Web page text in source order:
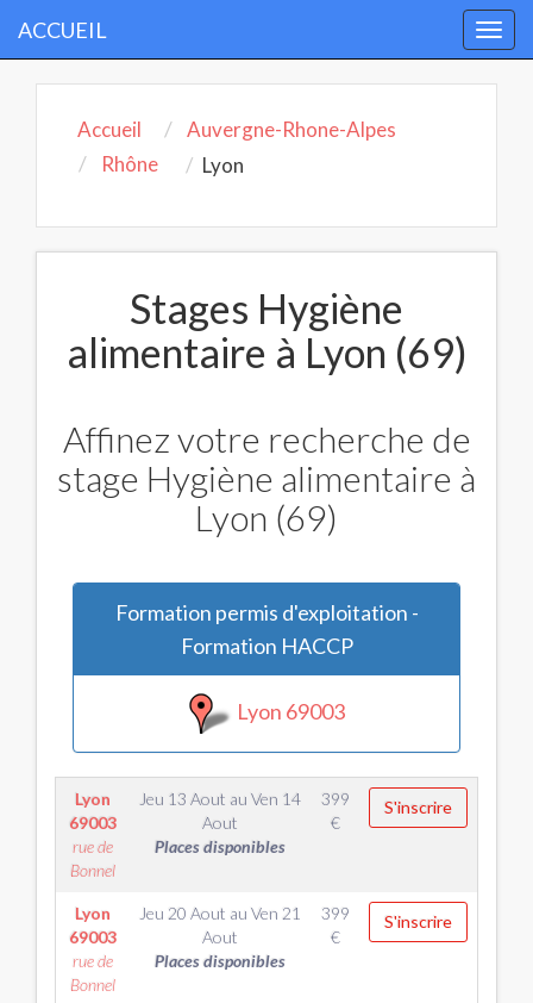
ACCUEIL
Accueil
Auvergne-Rhone-Alpes
Rhône
Lyon
Stages Hygiène
alimentaire à Lyon (69)
Affinez votre recherche de
stage Hygiène alimentaire à
Lyon (69)
Formation permis d'exploitation -
Formation HACCP
Lyon 69003
Lyon
69003
rue de
Bonnel
Jeu 13 Aout au Ven 14
Aout
Places disponibles
399
€
S'inscrire
Lyon
69003
rue de
Bonnel
Jeu 20 Aout au Ven 21
Aout
Places disponibles
399
€
S'inscrire